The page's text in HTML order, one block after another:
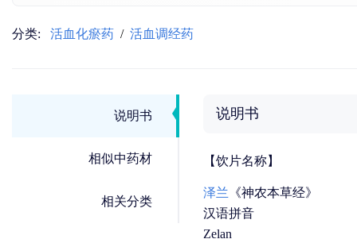
分类: 活血化瘀药 / 活血调经药
说明书
相似中药材
相关分类
说明书
【饮片名称】
泽兰 《神农本草经》
汉语拼音
Zelan